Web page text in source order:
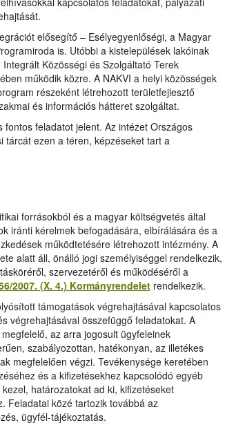
elősegítő – Esélyegyenlőségi, a Magyar
is. Utóbbi a kistelepülések lakóinak
Közösségi és Szolgáltató Terek
működik közre. A NAKVI a helyi közösségek
részeként létrehozott területfejlesztő
és információs hátteret szolgáltat.
feladatot jelent. Az intézet Országos
tárcát ezen a téren, képzéseket tart a
forrásokból és a magyar költségvetés által
iránti kérelmek befogadására, elbírálására és a
működtetésére létrehozott intézmény. A
alatt áll, önálló jogi személyiséggel rendelkezik,
szervezetéről és működéséről a
2007. (X. 4.) Kormányrendeletrendelkezik.
támogatások végrehajtásával kapcsolatos
végrehajtásával összefüggő feladatokat. A
az arra jogosult ügyfeleinek
szabályozottan, hatékonyan, az illetékes
megfelelően végzi. Tevékenysége keretében
és a kifizetésekhez kapcsolódó egyéb
határozatokat ad ki, kifizetéseket
Feladatai közé tartozik továbbá az
ügyfél-tájékoztatás.